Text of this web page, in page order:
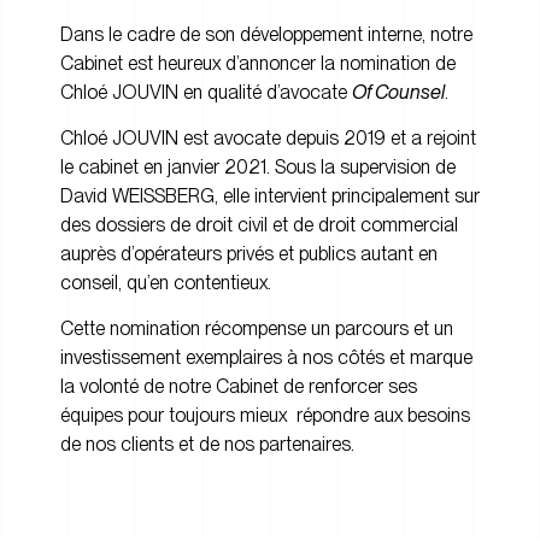
Dans le cadre de son développement interne, notre
Cabinet est heureux d’annoncer la nomination de
Chloé JOUVIN en qualité d’avocate Of Counsel.
Chloé JOUVIN est avocate depuis 2019 et a rejoint
le cabinet en janvier 2021. Sous la supervision de
David WEISSBERG, elle intervient principalement sur
des dossiers de droit civil et de droit commercial
auprès d’opérateurs privés et publics autant en
conseil, qu’en contentieux.
Cette nomination récompense un parcours et un
investissement exemplaires à nos côtés et marque
la volonté de notre Cabinet de renforcer ses
équipes pour toujours mieux répondre aux besoins
de nos clients et de nos partenaires.